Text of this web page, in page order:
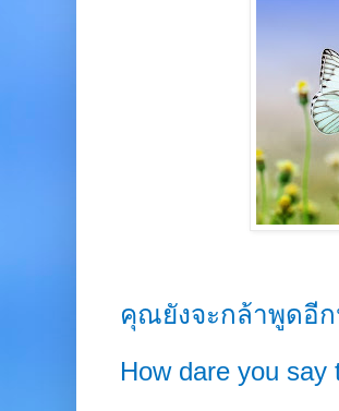
คุณยังจะกล้าพูดอี
How dare you say